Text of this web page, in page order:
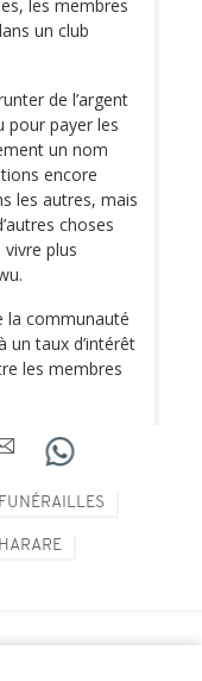
les membres
un club
de l’argent
pour payer les
un nom
encore
les autres, mais
choses
plus
la communauté
un taux d’intérêt
les membres
FUNÉRAILLES
HARARE